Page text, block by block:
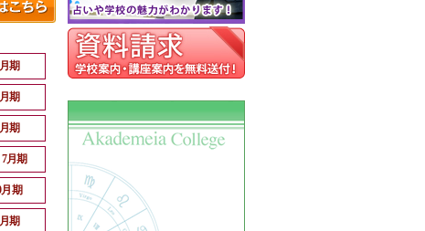
期
期
期
7月期
月期
期